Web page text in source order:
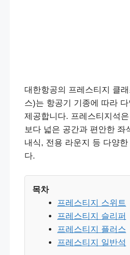
대한항공의 프레스티지 클
스)는 항공기 기종에 따라
제공합니다. 프레스티지석
보다 넓은 공간과 편안한 좌
내식, 전용 라운지 등 다양한
다.
목차
프레스티지 스위트
프레스티지 슬리퍼
프레스티지 플러스
프레스티지 일반석